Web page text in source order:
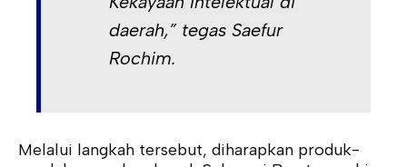
daerah,” tegas Saefur
Rochim.
Melalui langkah tersebut, diharapkan produk-